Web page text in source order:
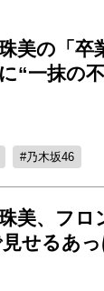
美の「卒
“一抹の
乃木坂46
美、フ
せるあ